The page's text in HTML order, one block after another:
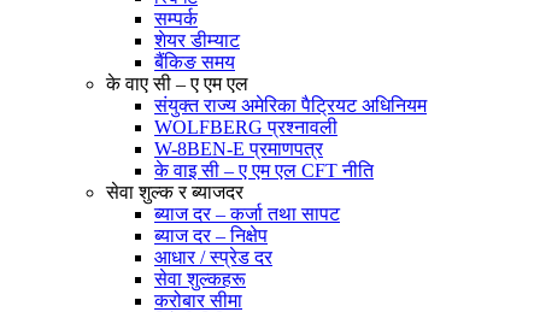
सम्पर्क
शेयर डीम्याट
बैंकिङ समय
के वाए सी – ए एम एल
संयुक्त राज्य अमेरिका पैट्रियट अधिनियम
WOLFBERG प्रश्नावली
W-8BEN-E प्रमाणपत्र
के वाइ सी – ए एम एल CFT नीति
सेवा शुल्क र ब्याजदर
ब्याज दर – कर्जा तथा सापट
ब्याज दर – निक्षेप
आधार / स्प्रेड दर
सेवा शुल्कहरू
करोबार सीमा